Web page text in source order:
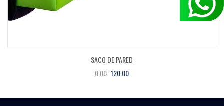
SACO DE PARED
0.00 120.00